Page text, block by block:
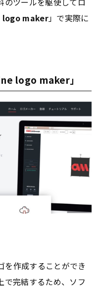
logo maker」で実際に
logo maker」
作成することができ
で完結するため、ソフ